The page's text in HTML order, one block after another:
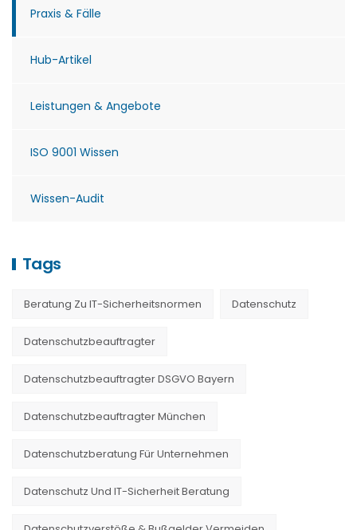
Praxis & Fälle
Hub-Artikel
Leistungen & Angebote
ISO 9001 Wissen
Wissen-Audit
Tags
Beratung Zu IT-Sicherheitsnormen Datenschutz
Datenschutzbeauftragter
Datenschutzbeauftragter DSGVO Bayern
Datenschutzbeauftragter München
Datenschutzberatung Für Unternehmen
Datenschutz Und IT-Sicherheit Beratung